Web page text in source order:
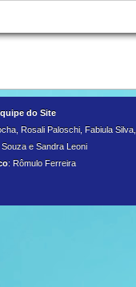
do Site
Rosali Paloschi, Fabiula Silva,
Souza eSandra Leoni
: Rômulo Ferreira